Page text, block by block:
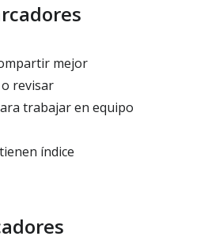
mejor
revisar
trabajar en equipo
índice